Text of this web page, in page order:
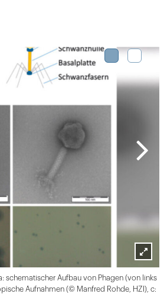
Lightbox
öffnen
schematischer Aufbau von Phagen (von links
Aufnahmen (© Manfred Rohde, HZI), c: